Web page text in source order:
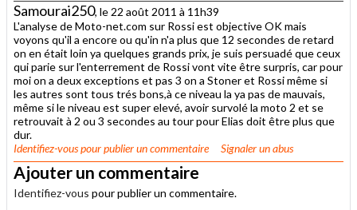
Samourai250, le 22 août 2011 à 11h39
L'analyse de Moto-net.com sur Rossi est objective OK mais
voyons qu'il a encore ou qu'in n'a plus que 12 secondes de retard
on en était loin ya quelques grands prix, je suis persuadé que ceux
qui parie sur l'enterrement de Rossi vont vite être surpris, car pour
moi on a deux exceptions et pas 3 on a Stoner et Rossi même si
les autres sont tous trés bons,à ce niveau la ya pas de mauvais,
même si le niveau est super elevé, avoir survolé la moto 2 et se
retrouvait à 2 ou 3 secondes au tour pour Elias doit être plus que
dur.
Identifiez-vouspour publier un commentaire Signaler un abus
Ajouter un commentaire
Identifiez-vous pour publier un commentaire.